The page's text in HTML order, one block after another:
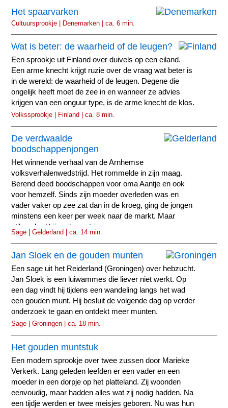
Het spaarvarken
Cultuursprookje | Denemarken | ca. 6 min.
Wat is beter: de waarheid of de leugen?
Een sprookje uit Finland over duivels op een eiland.
Een arme knecht krijgt ruzie over de vraag wat beter is
in de wereld: de waarheid of de leugen. Degene die
ongelijk heeft moet de zee in en wanneer ze advies
krijgen van een onguur type, is de arme knecht de klos.
Volkssprookje | Finland | ca. 8 min.
De verdwaalde
boodschappenjongen
Het winnende verhaal van de Arnhemse
volksverhalenwedstrijd. Het rommelde in zijn maag.
Berend deed boodschappen voor oma Aantje en ook
voor hemzelf. Sinds zijn moeder overleden was en
vader vaker op zee zat dan in de kroeg, ging de jongen
minstens een keer per week naar de markt. Maar
stilaan had hij er de pest in.
Sage | Gelderland | ca. 14 min.
Jan Sloek en de gouden munten
Een sage uit het Reiderland (Groningen) over hebzucht.
Jan Sloek is een luiwammes die liever niet werkt. Op
een dag vindt hij tijdens een wandeling langs het wad
een gouden munt. Hij besluit de volgende dag op verder
onderzoek te gaan en ontdekt meer munten.
Sage | Groningen | ca. 18 min.
Het gouden muntstuk
Een modern sprookje over twee zussen door Marieke
Verkerk. Lang geleden leefden er een vader en een
moeder in een dorpje op het platteland. Zij woonden
eenvoudig, maar hadden alles wat zij nodig hadden. Na
een tijdje werden er twee meisjes geboren. Nu was hun